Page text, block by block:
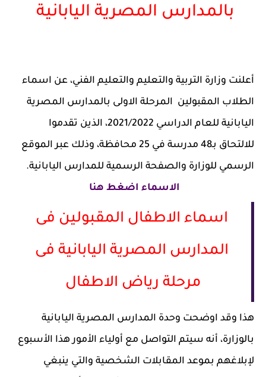
بالمدارس المصرية اليابانية
أعلنت وزارة التربية والتعليم والتعليم الفني، عن اسماء
الطلاب المقبولين المرحلة الاولى بالمدارس المصرية
اليابانية للعام الدراسي 2021/2022، الذين تقدموا
للالتحاق بـ48 مدرسة في 25 محافظة، وذلك عبر الموقع
الرسمي للوزارة والصفحة الرسمية للمدارس اليابانية.
الاسماء اضغط هنا
اسماء الاطفال المقبولين فى
المدارس المصرية اليابانية فى
مرحلة رياض الاطفال
هذا وقد اوضحت وحدة المدارس المصرية اليابانية
بالوزارة، أنه سيتم التواصل مع أولياء الأمور هذا الأسبوع
لإبلاغهم بموعد المقابلات الشخصية والتي ينبغي